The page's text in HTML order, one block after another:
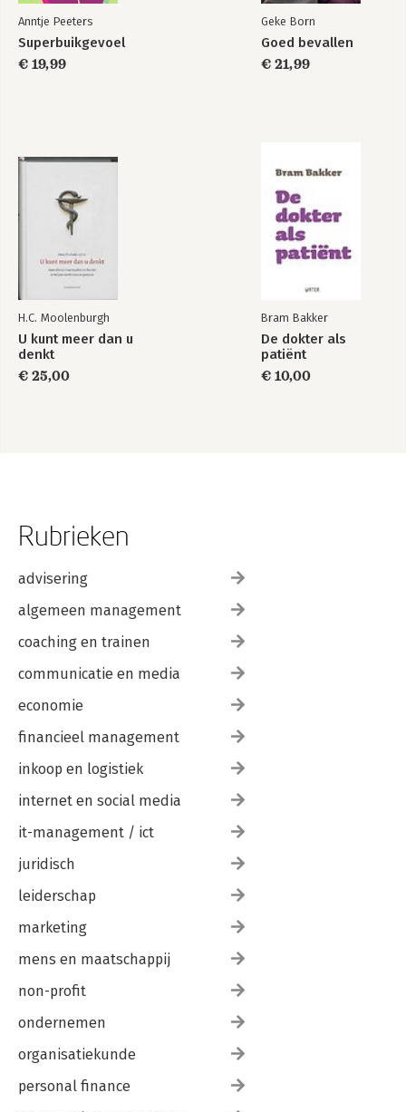
Anntje Peeters
Superbuikgevoel
€ 19,99
Geke Born
Goed bevallen
€ 21,99
H.C. Moolenburgh
U kunt meer dan u
denkt
€ 25,00
Bram Bakker
De dokter als
patiënt
€ 10,00
Rubrieken
advisering
algemeen management
coaching en trainen
communicatie en media
economie
financieel management
inkoop en logistiek
internet en social media
it-management / ict
juridisch
leiderschap
marketing
mens en maatschappij
non-profit
ondernemen
organisatiekunde
personal finance